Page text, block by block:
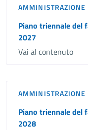
AMMINISTRAZIONE
Piano triennale del
2027
Vai al contenuto
AMMINISTRAZIONE
Piano triennale del
2028